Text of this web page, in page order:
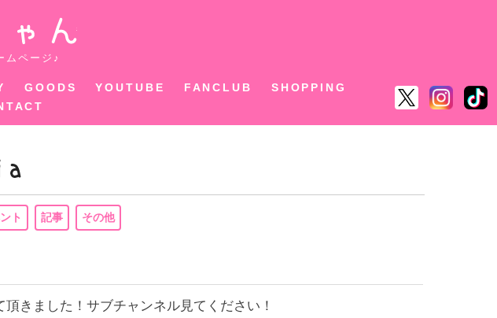
ハラミちゃん
ムページ♪
GOODS YOUTUBE FANCLUB
SHOPPING
ト 記事 その他
きました！サブチャンネル見てください！